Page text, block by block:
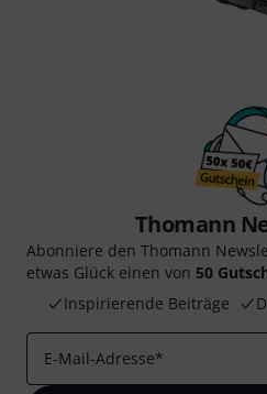
Thomann
Abonniere den Thomann
etwas Glück einen von 50
Inspirierende Beiträge
E-Mail-Adresse*